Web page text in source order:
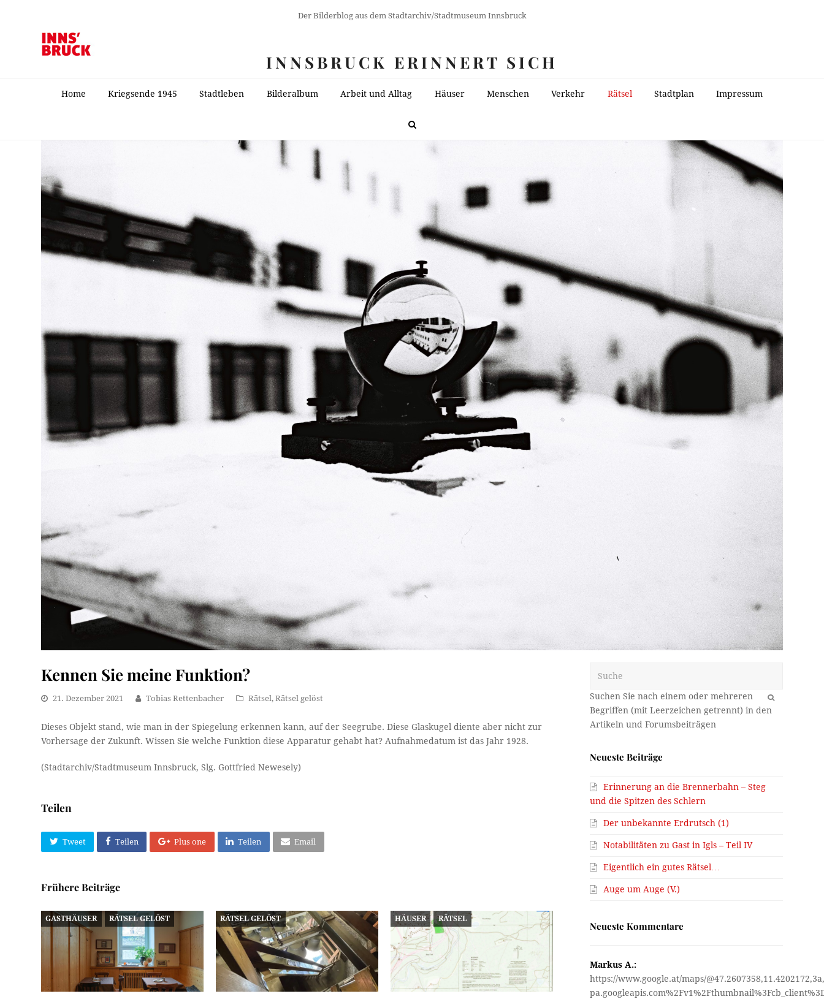
Der Bilderblog aus dem Stadtarchiv/Stadtmuseum Innsbruck
INNSBRUCK ERINNERT SICH
Home Kriegsende 1945 Stadtleben Bilderalbum Arbeit und Alltag Häuser Menschen Verkehr Rätsel Stadtplan Impressum
Kennen Sie meine Funktion?
21. Dezember 2021 Tobias Rettenbacher Rätsel,Rätsel gelöst
Dieses Objekt stand, wie man in der Spiegelung erkennen kann, auf der Seegrube. Diese Glaskugel diente aber nicht zur
Vorhersage der Zukunft. Wissen Sie welche Funktion diese Apparatur gehabt hat? Aufnahmedatum ist das Jahr 1928.
(Stadtarchiv/Stadtmuseum Innsbruck, Slg. Gottfried Newesely)
Teilen
Tweet Teilen Plus one Teilen Email
Frühere Beiträge
GASTHÄUSER RÄTSEL GELÖST RÄTSEL GELÖST HÄUSER RÄTSEL
OK
Neueste Beiträge
Erinnerung an die Brennerbahn – Steg
und die Spitzen des Schlern
Der unbekannte Erdrutsch (1)
Notabilitäten zu Gast in Igls – Teil IV
Eigentlich ein gutes Rätsel…
Auge um Auge (V.)
Neueste Kommentare
Markus A.:
https://www.google.at/maps/